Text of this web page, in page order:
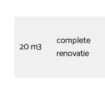
20 m3
complete
renovatie